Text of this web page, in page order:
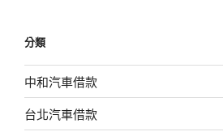
分類
中和汽車借款
台北汽車借款